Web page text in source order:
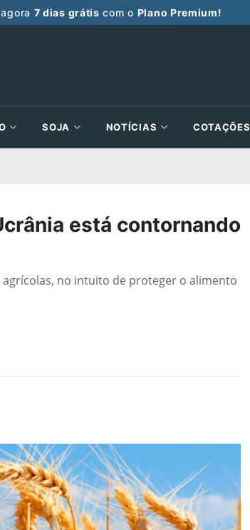
7 dias grátis com o Plano Premium!
SOJA NOTÍCIAS COTAÇÕES
está contornando
no intuito de proteger o alimento